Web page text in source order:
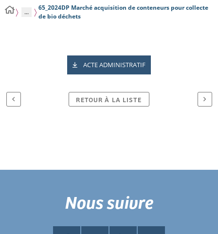
...
65_2024DP Marché acquisition de conteneurs pour collecte
de bio déchets
ACTE ADMINISTRATIF
RETOUR À LA LISTE
Nous suivre